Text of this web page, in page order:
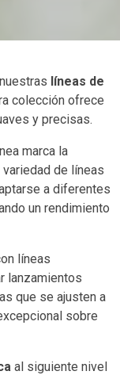
líneas de
colección ofrece
y precisas.
marca la
de líneas
a diferentes
un rendimiento
líneas
lanzamientos
que se ajusten a
sobre
al siguiente nivel